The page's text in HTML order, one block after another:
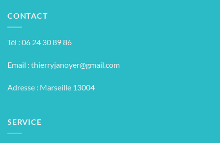
CONTACT
Tél : 06 24 30 89 86
Email : thierryjanoyer@gmail.com
Adresse : Marseille 13004
SERVICE